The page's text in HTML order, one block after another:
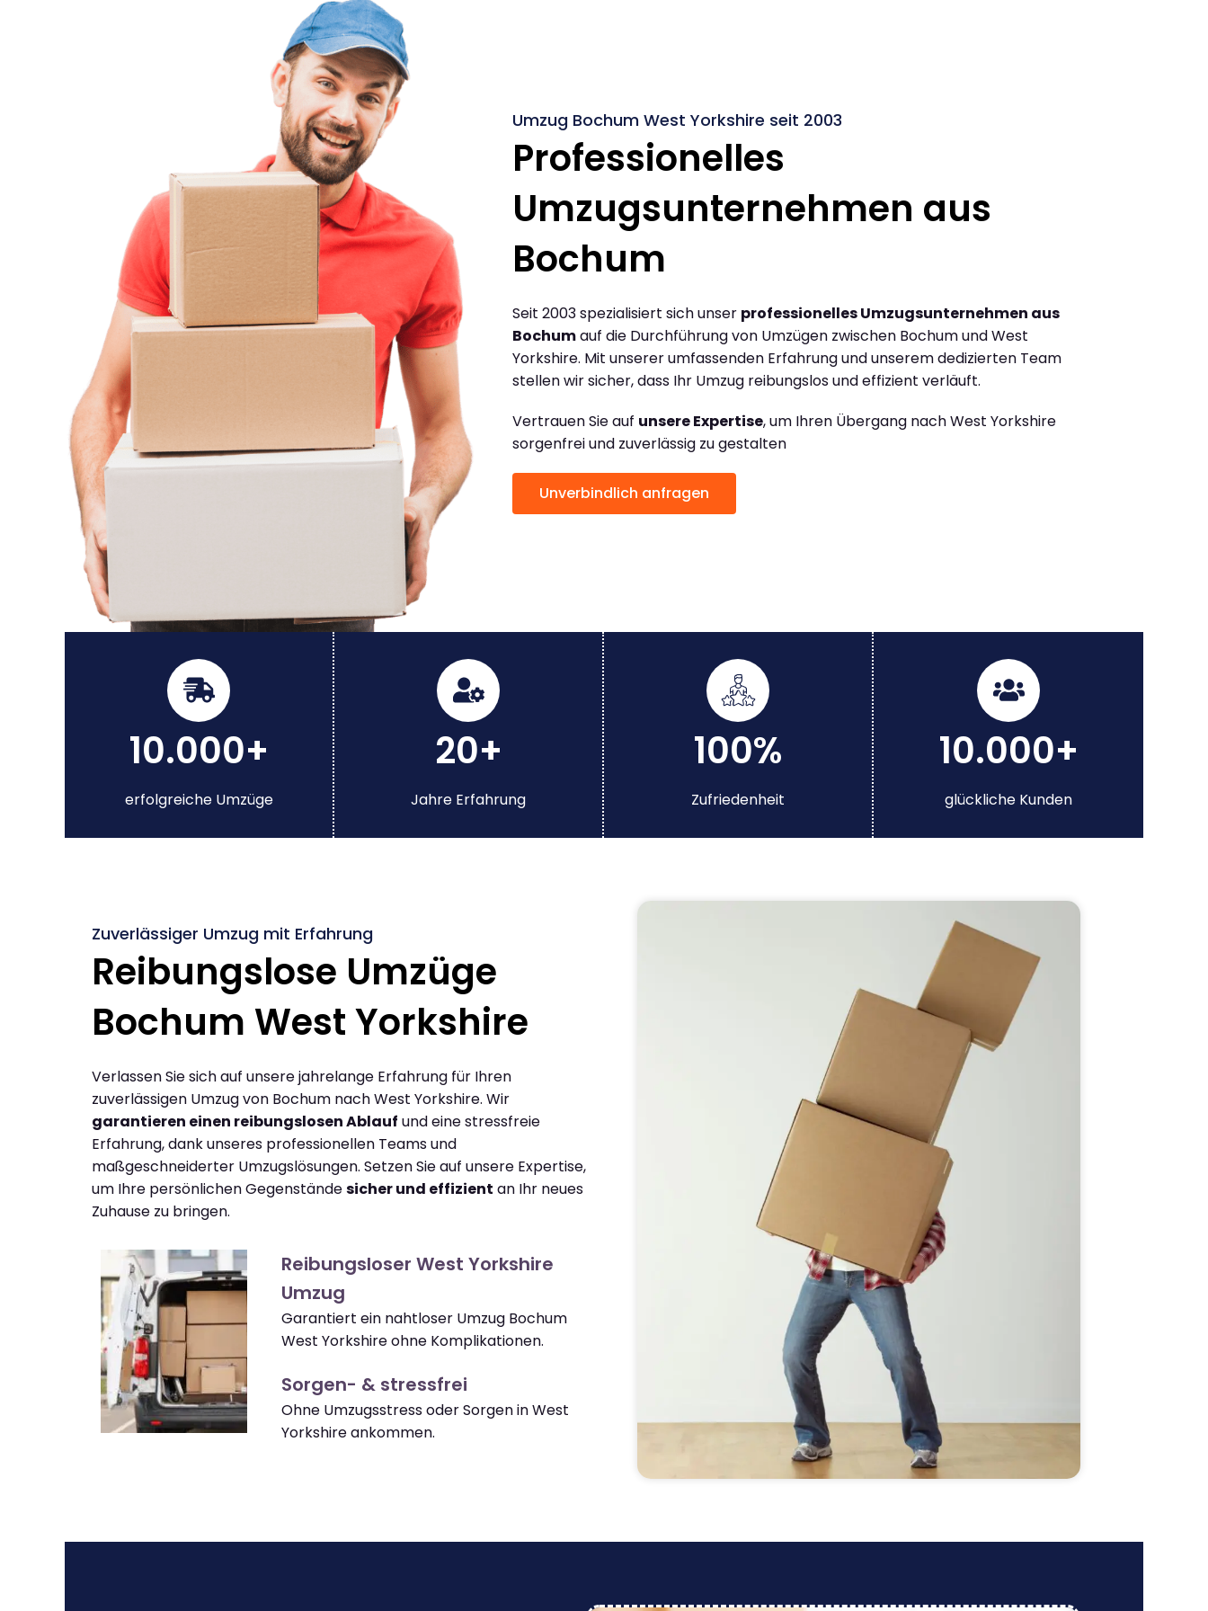
Umzug Bochum West Yorkshire seit 2003
Professionelles
Umzugsunternehmen aus
Bochum
Seit 2003 spezialisiert sich unser professionelles Umzugsunternehmen aus
Bochumauf die Durchführung von Umzügen zwischen Bochum und West
Yorkshire. Mit unserer umfassenden Erfahrung und unserem dedizierten Team
stellen wir sicher, dass Ihr Umzug reibungslos und effizient verläuft.
Vertrauen Sie auf unsere Expertise, um Ihren Übergang nach West Yorkshire
sorgenfrei und zuverlässig zu gestalten
Unverbindlich anfragen
10.000+
erfolgreiche Umzüge
20+
Jahre Erfahrung
100%
Zufriedenheit
10.000+
glückliche Kunden
Zuverlässiger Umzug mit Erfahrung
Reibungslose Umzüge
Bochum West Yorkshire
Verlassen Sie sich auf unsere jahrelange Erfahrung für Ihren
zuverlässigen Umzug von Bochum nach West Yorkshire. Wir
garantieren einen reibungslosen Ablauf und eine stressfreie
Erfahrung, dank unseres professionellen Teams und
maßgeschneiderter Umzugslösungen. Setzen Sie auf unsere Expertise,
um Ihre persönlichen Gegenständesicher und effizient an Ihr neues
Zuhause zu bringen.
Reibungsloser West Yorkshire
Umzug
Garantiert ein nahtloser Umzug Bochum
West Yorkshire ohne Komplikationen.
Sorgen- & stressfrei
Ohne Umzugsstress oder Sorgen in West
Yorkshire ankommen.